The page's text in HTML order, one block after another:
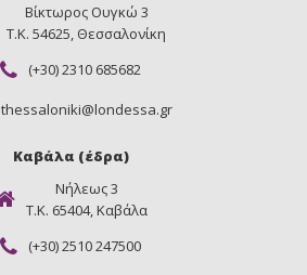
Βίκτωρος Ουγκώ 3
Τ.Κ. 54625, Θεσσαλονίκη
(+30) 2310 685682
thessaloniki@londessa.gr
Καβάλα (έδρα)
Νήλεως 3
Τ.Κ. 65404, Καβάλα
(+30) 2510 247500